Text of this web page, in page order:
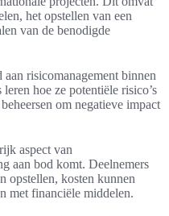
het opstellen van een
van de benodigde
aan risicomanagement binnen
hoe ze potentiële risico’s
om negatieve impact
aspect van
aan bod komt. Deelnemers
opstellen, kosten kunnen
met financiële middelen.